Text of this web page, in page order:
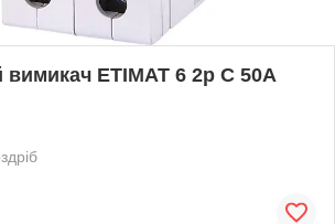
ETIMAT 6 2p C 50А